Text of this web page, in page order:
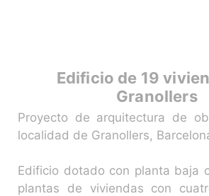
Edificio de 19
Granollers
Proyecto de arquitectura de
localidad de Granollers,
Edificio dotado con planta baja
plantas de viviendas con